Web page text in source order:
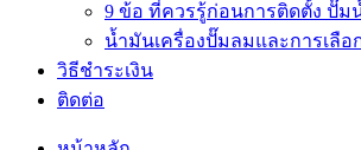
9 ข้อ ที่ควรรู้ก่อนการติดตั้ง ปั๊ม
น้ำมันเครื่องปั๊มลมและการเลือ
วิธีชำระเงิน
ติดต่อ